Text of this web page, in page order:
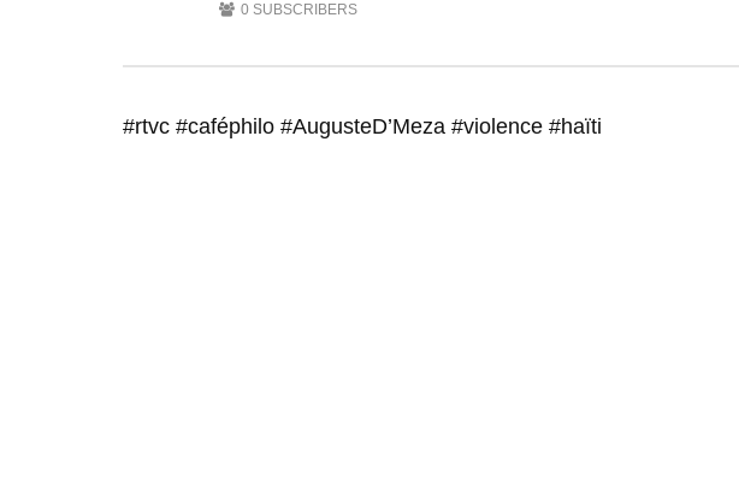
0 SUBSCRIBERS
#rtvc #caféphilo #AugusteD’Meza #violence #haïti